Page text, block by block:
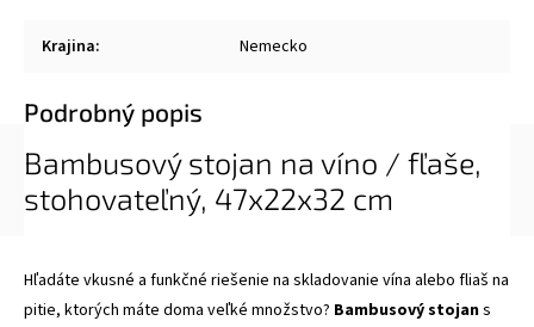
Krajina: Nemecko
Podrobný popis
Bambusový stojan na víno / fľaše,
stohovateľný, 47x22x32 cm
Hľadáte vkusné a funkčné riešenie na skladovanie vína alebo fliaš na
pitie, ktorých máte doma veľké množstvo? Bambusový stojans